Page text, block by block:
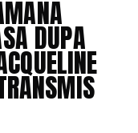
DUPA